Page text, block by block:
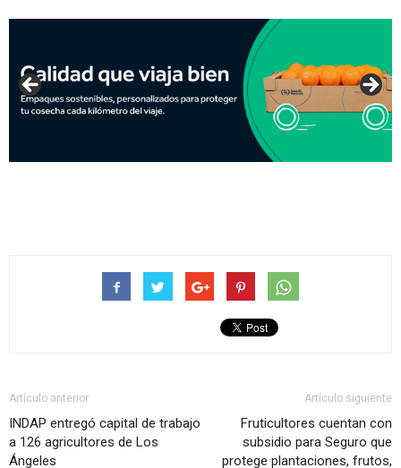
Artículo anterior
INDAP entregó capital de trabajo
a 126 agricultores de Los
Ángeles
Artículo siguiente
Fruticultores cuentan con
subsidio para Seguro que
protege plantaciones, frutos,